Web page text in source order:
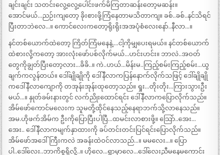
ချင်းချင်း သတင်းလွေ့လွေ့ပေါင်းဖက်မိကြတာဆန်းတော့မဆန်း။
အောင်မယ်…ညဉ်းကျတော့ ခိုးစားဖို့ကြံနေတာမသိတာကျ။ ခစ်..ခစ်..နင်သိရင်
ပြီးတာဘဲလေ…။ ကောင်လေးကတော့ရိုးရိုးအအပုံစံလေးနော်..နီလာ…။
နင်တစ်ယောက်ထဲတော့ ကြိတ်ကြံမနေနဲ့….ငါ့ကိုမျှပေးရမယ်။ နင်တစ်ယောက်
ထဲစားလို့ကတော့ အားလုံးဖော်ပစ်လိုက်မယ်…ဟင်းဟင်း။ ဘာလဲ..အဝတ်
တွေကိုချွတ်ပြီးတော့လား…ခိခိ..။ ကဲ..ဟယ်…မိန်းမ..ကြည့်စမ်းကြည့်စမ်း…ယွ
ချက်ကလွန်တယ်။ ဒေါ်ချိုချိုကို ဒေါ်နီလာကပြန်နောက်လိုက်သဖြင့် ဒေါ်ချိုချို
ကဒေါ်နီလာကျောကို တအုန်းအုန်းထုတော့သည်။ ရှုး…တိုးတိုး…ကြားသွားဦး
မယ်…။ နှုတ်ခမ်းနားတွင် လက်ညိုးထောင်ရင်း ဒေါ်နီလာကပြောလိုက်သည်။
အိမ်ဖော်ကောင်မလေးက သူမတို့ထိုင်နေသည့်နေရာဘက်သို့လာနေသည်။
အမ.ဟိုဖက်အိမ်က ဦးကိုပြောပြီးပါပြီ…ထမင်းလာစားဖို့။ သြော်..အေး…
အေး.. ဒေါ်နီလာကမျက်နှာထားကို ခပ်တင်းတင်းပြင်ရင်းပြောလိုက်သည်။
အိမ်ဖော်အဒေါ်ကြီးကလဲ အခန်းထဲဝင်လာသည်…။ မမလေး…။ ပြော
ပါ..ဒေါ်လေး..ဘာကိစ္စရှိလို့..။ ဟိုလေ…ရွာမှာလေ…ဒေါ်လေးညီမနေမကောင်း